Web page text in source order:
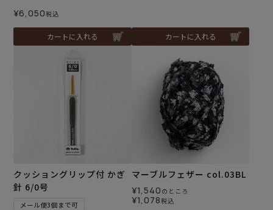
¥6,050税込
カートに入れる カートに入れる
クッショングリップ付 かぎ
針 6/0号
メール便3個まで可
マーブルフェザー col.03BL
¥1,540 のところ
¥1,078税込